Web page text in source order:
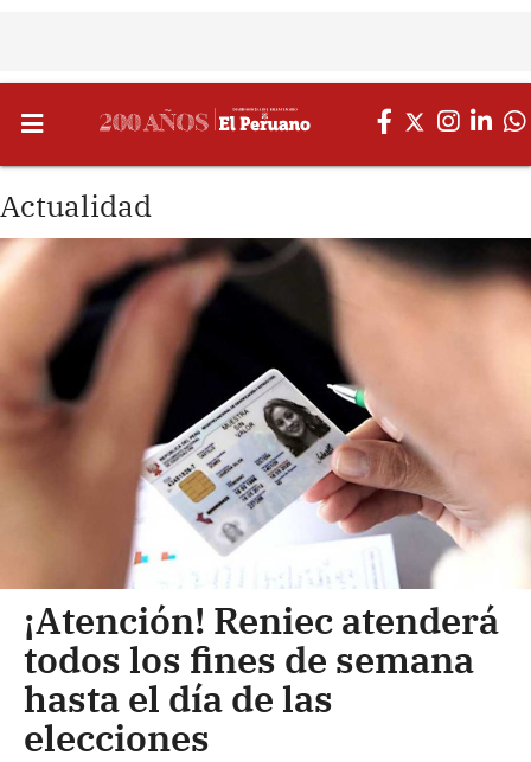
Actualidad
¡Atención! Reniec atenderá
todos los fines de semana
hasta el día de las
elecciones